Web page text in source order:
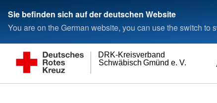
Sie befinden sich auf der deutschen Website
You are on the German website, you can use the switch to
Schwäbisch Gmünd e. V.
DRK-Kreisverband